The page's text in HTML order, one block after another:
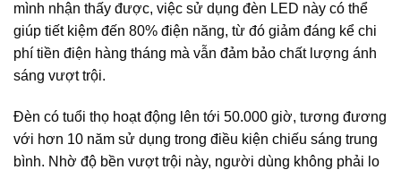
mình nhận thấy được, việc sử dụng đèn LED này có thể
giúp tiết kiệm đến 80% điện năng, từ đó giảm đáng kể chi
phí tiền điện hàng tháng mà vẫn đảm bảo chất lượng ánh
sáng vượt trội.
Đèn có tuổi thọ hoạt động lên tới 50.000 giờ, tương đương
với hơn 10 năm sử dụng trong điều kiện chiếu sáng trung
bình. Nhờ độ bền vượt trội này, người dùng không phải lo